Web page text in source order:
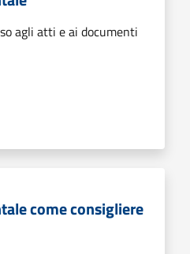
agli atti e ai documenti
come consigliere